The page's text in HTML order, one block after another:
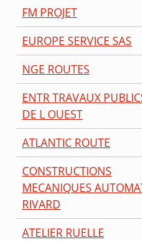
FM PROJET
EUROPE SERVICE SAS
NGE ROUTES
ENTR TRAVAUX
DE L OUEST
ATLANTIC ROUTE
CONSTRUCTIONS
MECANIQUES
RIVARD
ATELIER RUELLE